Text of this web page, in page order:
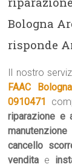
Bologna
risponde
Il nostro
FAAC Bologna
0910471
riparazione e
manutenzione
cancello
vendita e